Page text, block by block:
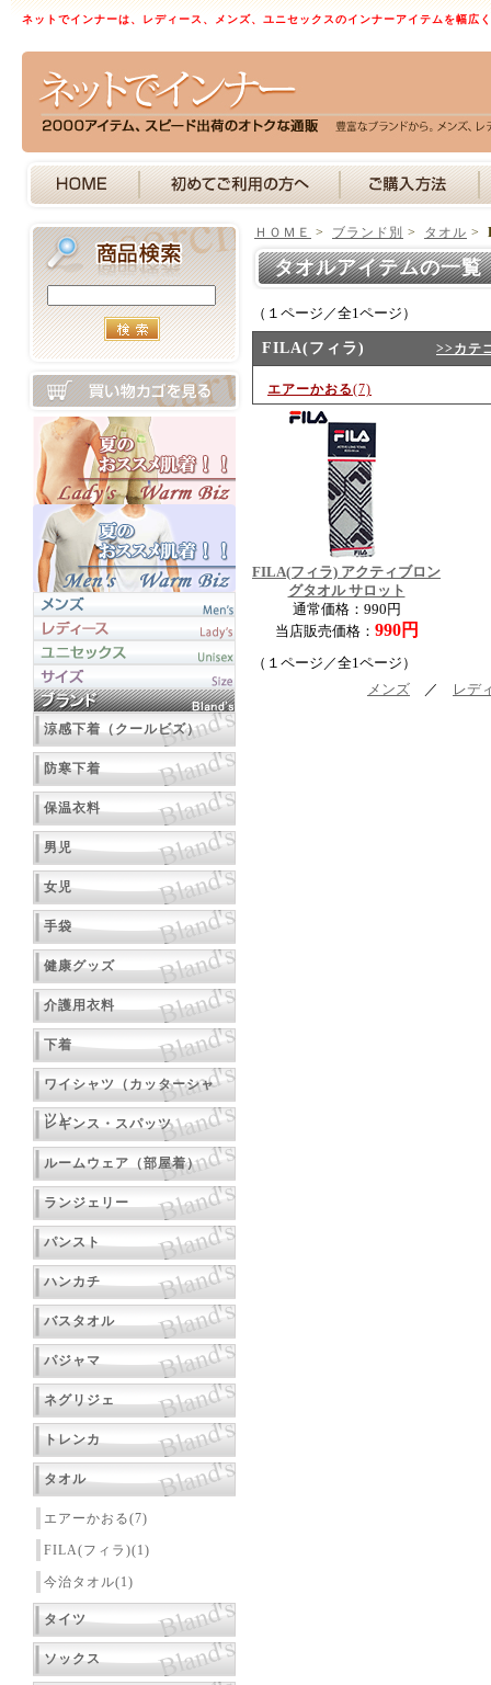
ネットでインナーは、レディース、メンズ、ユニセックスのインナーアイテムを幅広
涼感下着（クールビズ）
防寒下着
保温衣料
男児
女児
手袋
健康グッズ
介護用衣料
下着
ワイシャツ（カッターシャ
ツ）
レギンス・スパッツ
ルームウェア（部屋着）
ランジェリー
パンスト
ハンカチ
バスタオル
パジャマ
ネグリジェ
トレンカ
タオル
エアーかおる(7)
FILA(フィラ)(1)
今治タオル(1)
タイツ
ソックス
ＨＯＭＥ > ブランド別 > タオル >
タオルアイテムの一
（１ページ／全1ページ）
FILA(フィラ) >>カテ
エアーかおる(7)
FILA(フィラ) アクティブロン
グタオル サロット
通常価格：990円
当店販売価格： 990円
（１ページ／全1ページ）
メンズ ／ レデ